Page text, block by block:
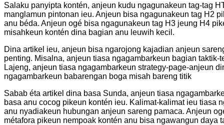
Salaku panyipta kontén, anjeun kudu ngagunakeun tag-tag
manglamun pintonan ieu. Anjeun bisa ngagunakeun tag H2
anu béda. Anjeun ogé bisa ngagunakeun tag H3 jeung H4
misahkeun kontén dina bagian anu leuwih kecil.
Dina artikel ieu, anjeun bisa ngarojong kajadian anjeun
penting. Misalna, anjeun tiasa ngagambarkeun bagian
Lajeng, anjeun tiasa ngagambarkeun strategy-page-anjeun
ngagambarkeun babarengan boga misah bareng titik
Sabab éta artikel dina basa Sunda, anjeun tiasa
basa anu cocog pikeun kontén ieu. Kalimat-kalimat ieu tiasa
anu nyadiakeun hubungan anjeun sareng pamaca. Anjeun
métafora pikeun nempoak kontén anu bisa ngawangun daya